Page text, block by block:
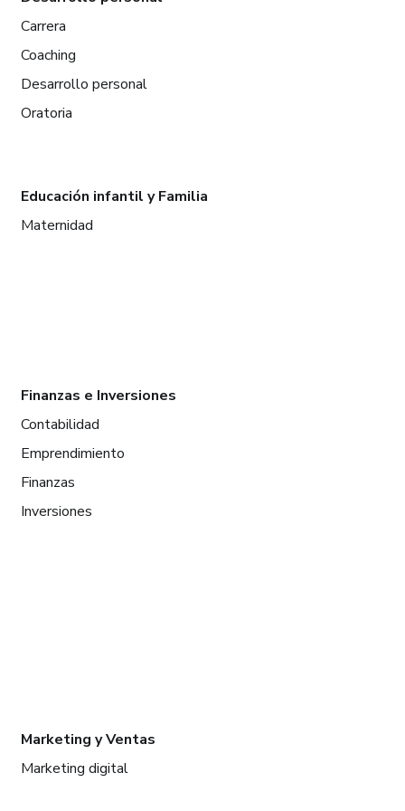
Carrera
Coaching
Desarrollo personal
Oratoria
Educación infantil y Familia
Maternidad
Finanzas e Inversiones
Contabilidad
Emprendimiento
Finanzas
Inversiones
Marketing y Ventas
Marketing digital